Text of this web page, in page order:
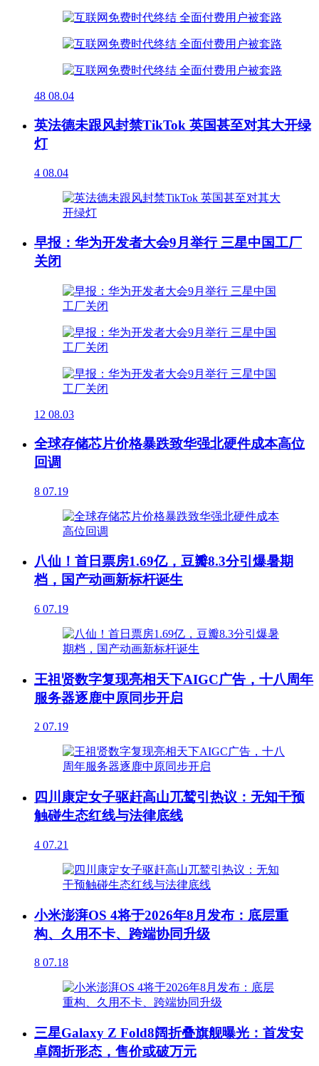
48 08.04
英法德未跟风封禁TikTok 英国甚至对其大开绿
灯
4 08.04
早报：华为开发者大会9月举行 三星中国工厂
关闭
12 08.03
全球存储芯片价格暴跌致华强北硬件成本高位
回调
8 07.19
八仙！首日票房1.69亿，豆瓣8.3分引爆暑期
档，国产动画新标杆诞生
6 07.19
王祖贤数字复现亮相天下AIGC广告，十八周年
服务器逐鹿中原同步开启
2 07.19
四川康定女子驱赶高山兀鹫引热议：无知干预
触碰生态红线与法律底线
4 07.21
小米澎湃OS 4将于2026年8月发布：底层重
构、久用不卡、跨端协同升级
8 07.18
三星Galaxy Z Fold8阔折叠旗舰曝光：首发安
卓阔折形态，售价或破万元